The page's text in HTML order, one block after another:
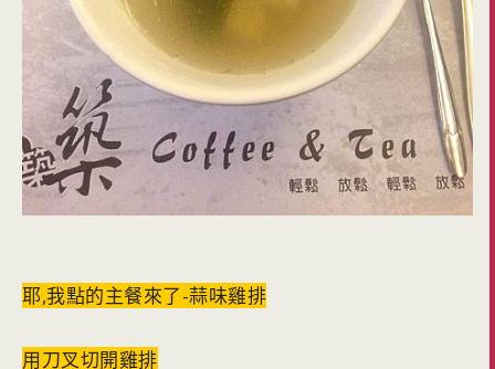
耶,我點的主餐來了-蒜味雞排
用刀叉切開雞排